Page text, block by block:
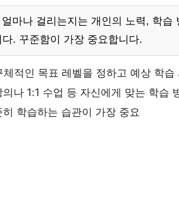
마나 걸리는지는 개인의 노력, 학습
. 꾸준함이 가장 중요합니다.
체적인 목표 레벨을 정하고 예상 학습
의나 1:1 수업 등 자신에게 맞는 학습
히 학습하는 습관이 가장 중요